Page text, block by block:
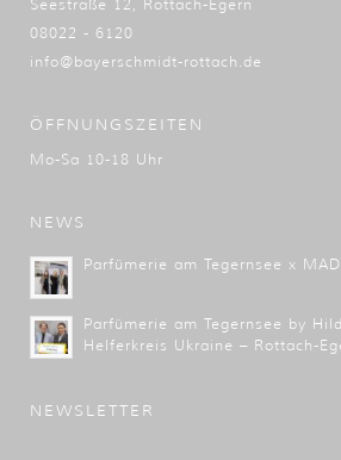
Seestraße 12, Rottach-Egern
08022 - 6120
info@bayerschmidt-rottach.de
ÖFFNUNGSZEITEN
Mo-Sa 10-18 Uhr
NEWS
Parfümerie am Tegernsee x
Parfümerie am Tegernsee by
Helferkreis Ukraine – Rottach-
NEWSLETTER